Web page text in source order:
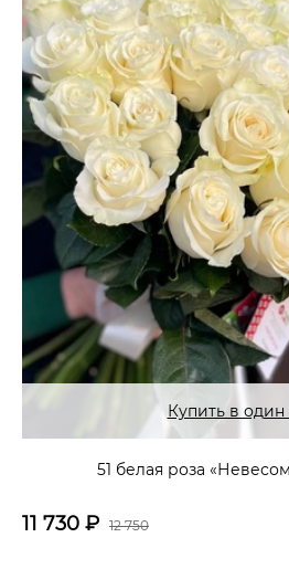
Купить в один
51 белая роза
11 730 ₽ 12 750